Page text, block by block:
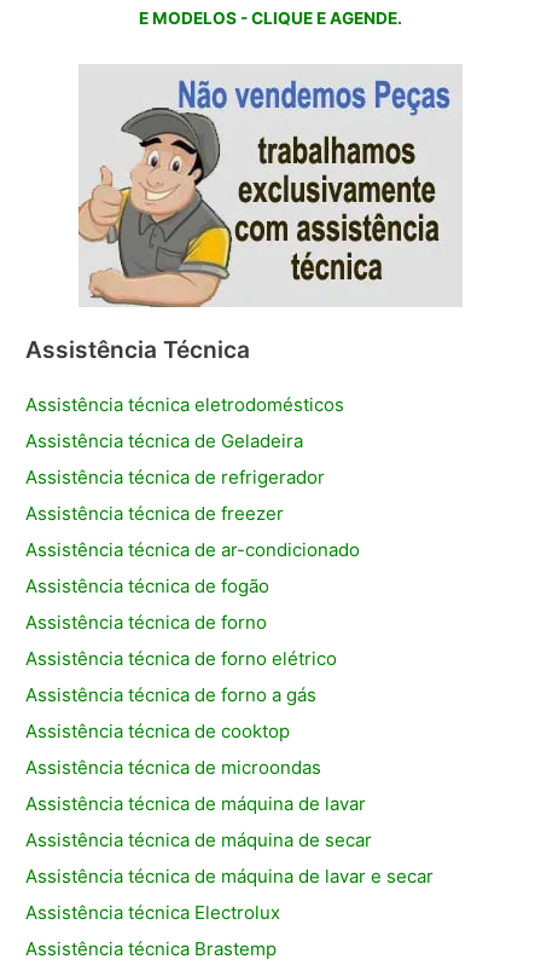
E MODELOS - CLIQUE E AGENDE.
Assistência Técnica
Assistência técnica eletrodomésticos
Assistência técnica de Geladeira
Assistência técnica de refrigerador
Assistência técnica de freezer
Assistência técnica de ar-condicionado
Assistência técnica de fogão
Assistência técnica de forno
Assistência técnica de forno elétrico
Assistência técnica de forno a gás
Assistência técnica de cooktop
Assistência técnica de microondas
Assistência técnica de máquina de lavar
Assistência técnica de máquina de secar
Assistência técnica de máquina de lavar e secar
Assistência técnica Electrolux
Assistência técnica Brastemp